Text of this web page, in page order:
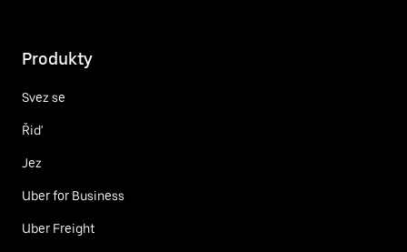
Produkty
Svez se
Řiď
Jez
Uber for Business
Uber Freight